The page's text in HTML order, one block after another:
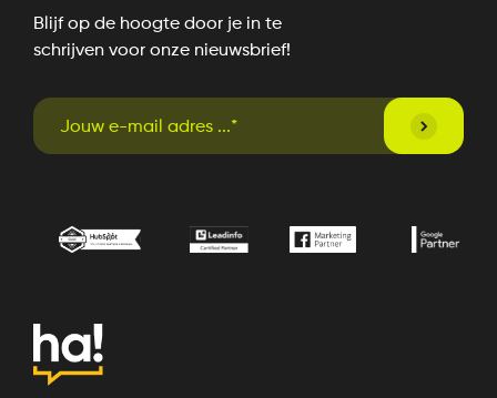
Blijf op de hoogte door je in te
schrijven voor onze nieuwsbrief!